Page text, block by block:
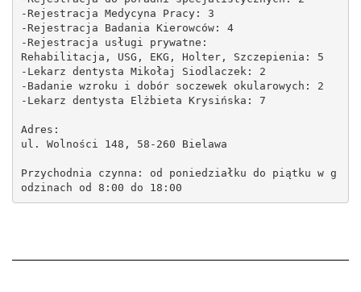
-Rejestracja Medycyna Pracy: 3
-Rejestracja Badania Kierowców: 4
-Rejestracja usługi prywatne:
Rehabilitacja, USG, EKG, Holter, Szczepienia: 5
-Lekarz dentysta Mikołaj Siodlaczek: 2
-Badanie wzroku i dobór soczewek okularowych: 2
-Lekarz dentysta Elżbieta Krysińska: 7
Adres:
ul. Wolności 148, 58-260 Bielawa
Przychodnia czynna: od poniedziałku do piątku w g
odzinach od 8:00 do 18:00